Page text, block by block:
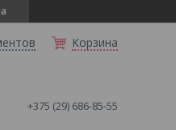
Корзина
+375 (29) 686-85-55